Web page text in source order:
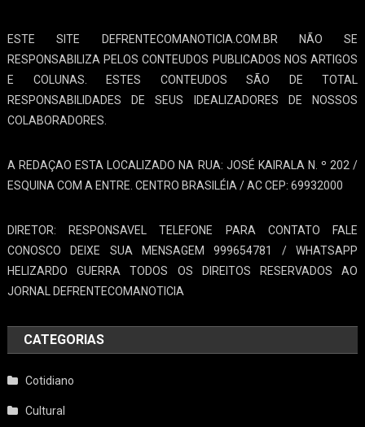
ESTE SITE DEFRENTECOMANOTICIA.COM.BR NÃO SE
RESPONSABILIZA PELOS CONTEUDOS PUBLICADOS NOS ARTIGOS
E COLUNAS. ESTES CONTEUDOS SÃO DE TOTAL
RESPONSABILIDADES DE SEUS IDEALIZADORES DE NOSSOS
COLABORADORES.
A REDAÇAO ESTA LOCALIZADO NA RUA: JOSÉ KAIRALA N. º 202 /
ESQUINA COM A ENTRE. CENTRO BRASILÉIA / AC CEP: 69932000
DIRETOR: RESPONSAVEL TELEFONE PARA CONTATO FALE
CONOSCO DEIXE SUA MENSAGEM 999654781 / WHATSAPP
HELIZARDO GUERRA TODOS OS DIREITOS RESERVADOS AO
JORNAL DEFRENTECOMANOTICIA
CATEGORIAS
Cotidiano
Cultural